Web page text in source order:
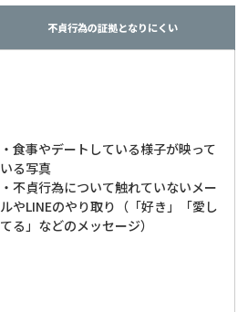
不貞行為の証拠となりにくい
・食事やデートしている様子が映って
いる写真
・不貞行為について触れていないメー
ルやLINEのやり取り（「好き」「愛し
てる」などのメッセージ）